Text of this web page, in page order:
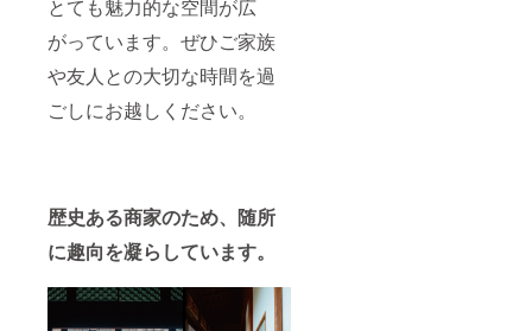
とても魅力的な空間が広
がっています。ぜひご家族
や友人との大切な時間を過
ごしにお越しください。
歴史ある商家のため、随所
に趣向を凝らしています。